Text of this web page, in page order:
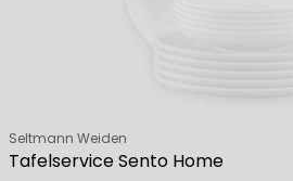
Tafelservice Sento Home
Verkäufer:
Seltmann Weiden